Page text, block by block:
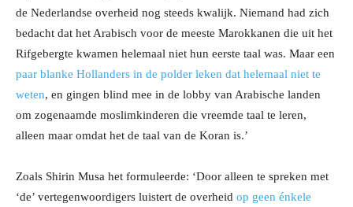
de Nederlandse overheid nog steeds kwalijk. Niemand had zich
bedacht dat het Arabisch voor de meeste Marokkanen die uit het
Rifgebergte kwamen helemaal niet hun eerste taal was. Maar een
paar blanke Hollanders in de polder leken dat helemaal niet te
weten, en gingen blind mee in de lobby van Arabische landen
om zogenaamde moslimkinderen die vreemde taal te leren,
alleen maar omdat het de taal van de Koran is.’
Zoals Shirin Musa het formuleerde: ‘Door alleen te spreken met
‘de’ vertegenwoordigers luistert de overheid op geen énkele